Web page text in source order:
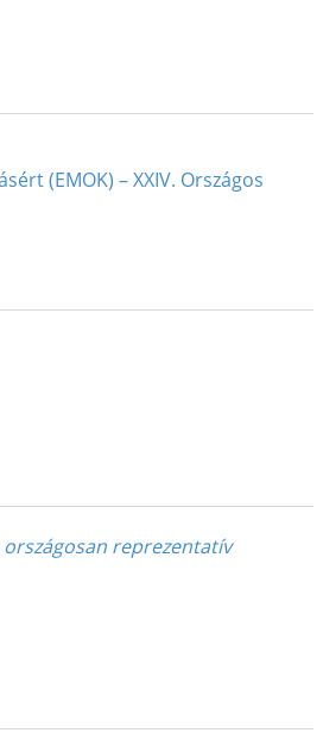
(EMOK) – XXIV. Országos
reprezentatív